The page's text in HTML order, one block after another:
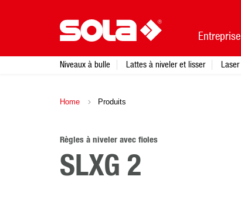
Home Produits
Règles à niveler avec fioles
SLXG 2
Entreprise
Niveaux à bulle Lattes à niveler et lisser Laser